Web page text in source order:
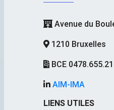
Avenue du
1210 Bruxelles
BCE
AIM-IMA
LIENS UTILES